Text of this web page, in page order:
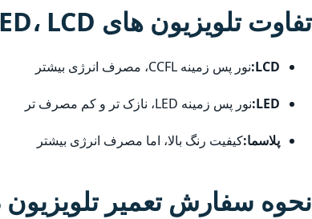
تفاوت تلویزیون های LED، LCD و پلاسما
LCD: نور پس زمینه CCFL، مصرف انرژی بیشتر
LED: نور پس زمینه LED، نازک تر و کم مصرف تر
پلاسما:کیفیت رنگ بالا، اما مصرف انرژی بیشتر
نحوه سفارش تعمیر